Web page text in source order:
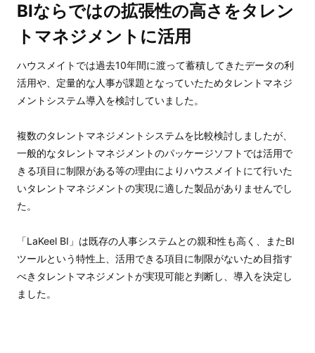
BIならではの拡張性の高さをタレン
トマネジメントに活用
ハウスメイトでは過去10年間に渡って蓄積してきたデータの利
活用や、定量的な人事が課題となっていたためタレントマネジ
メントシステム導入を検討していました。
複数のタレントマネジメントシステムを比較検討しましたが、
一般的なタレントマネジメントのパッケージソフトでは活用で
きる項目に制限がある等の理由によりハウスメイトにて行いた
いタレントマネジメントの実現に適した製品がありませんでし
た。
「LaKeel BI」は既存の人事システムとの親和性も高く、またBI
ツールという特性上、活用できる項目に制限がないため目指す
べきタレントマネジメントが実現可能と判断し、導入を決定し
ました。